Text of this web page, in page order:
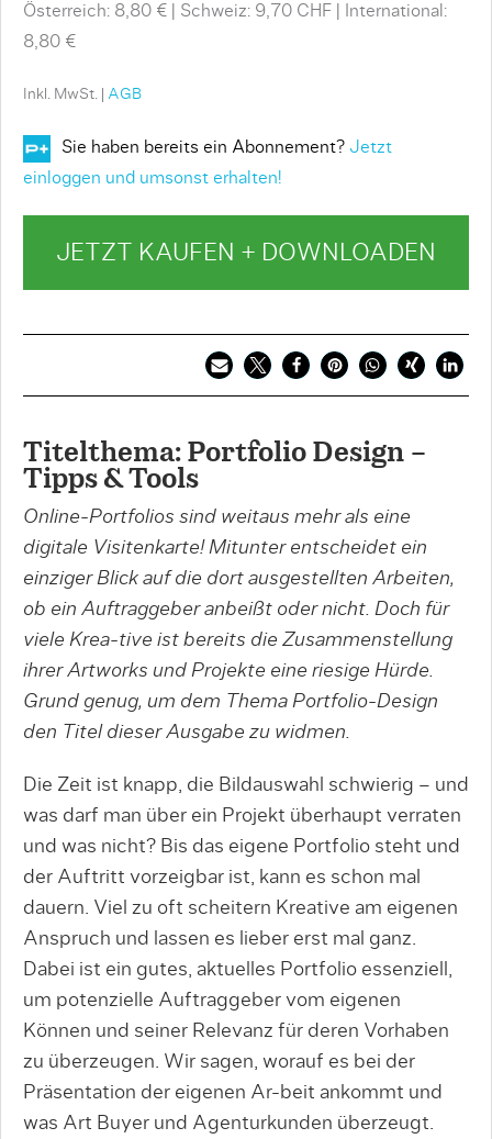
Österreich: 8,80 € Schweiz: 9,70 CHF
International:
8,80 €
Inkl. MwSt. | AGB
Sie haben bereits ein Abonnement? Jetzt
einloggen und umsonst erhalten!
JETZT KAUFEN + DOWNLOADEN
Titelthema: Portfolio Design –
Tipps & Tools
Online-Portfolios sind weitaus mehr als eine
digitale Visitenkarte! Mitunter entscheidet ein
einziger Blick auf die dort ausgestellten Arbeiten,
ob ein Auftraggeber anbeißt oder nicht. Doch für
viele Krea-tive ist bereits die Zusammenstellung
ihrer Artworks und Projekte eine riesige Hürde.
Grund genug, um dem Thema Portfolio-Design
den Titel dieser Ausgabe zu widmen.
Die Zeit ist knapp, die Bildauswahl schwierig – und
was darf man über ein Projekt überhaupt verraten
und was nicht? Bis das eigene Portfolio steht und
der Auftritt vorzeigbar ist, kann es schon mal
dauern. Viel zu oft scheitern Kreative am eigenen
Anspruch und lassen es lieber erst mal ganz.
Dabei ist ein gutes, aktuelles Portfolio essenziell,
um potenzielle Auftraggeber vom eigenen
Können und seiner Relevanz für deren Vorhaben
zu überzeugen. Wir sagen, worauf es bei der
Präsentation der eigenen Ar-beit ankommt und
was Art Buyer und Agenturkunden überzeugt.